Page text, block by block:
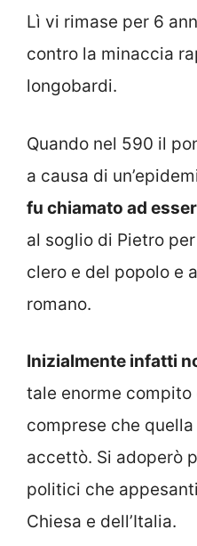
Lì vi rimase per 6
contro la minaccia
longobardi.
Quando nel 590 il
a causa di
fu chiamato ad
al soglio di Pietro
clero e del popolo e
romano.
Inizialmente infatti
tale enorme
comprese che
accettò. Si adoperò
politici che
Chiesa e dell’Italia.